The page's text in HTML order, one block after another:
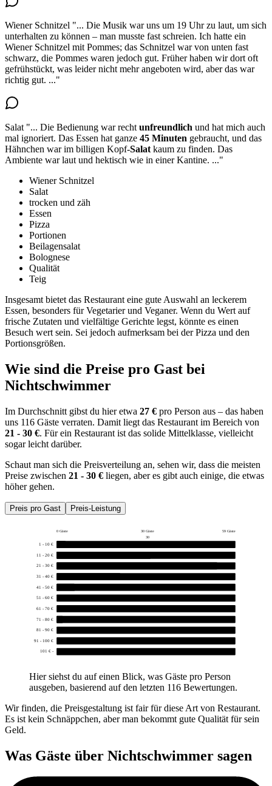
Wiener Schnitzel "... Die Musik war uns um 19 Uhr zu laut, um sich
unterhalten zu können – man musste fast schreien. Ich hatte ein
Wiener Schnitzel mit Pommes; das Schnitzel war von unten fast
schwarz, die Pommes waren jedoch gut. Früher haben wir dort oft
gefrühstückt, was leider nicht mehr angeboten wird, aber das war
richtig gut. ..."
Salat "... Die Bedienung war recht unfreundlich und hat mich auch
mal ignoriert. Das Essen hat ganze 45 Minuten gebraucht, und das
Hähnchen war im billigen Kopf-Salat kaum zu finden. Das
Ambiente war laut und hektisch wie in einer Kantine. ..."
Wiener Schnitzel
Salat
trocken und zäh
Essen
Pizza
Portionen
Beilagensalat
Bolognese
Qualität
Teig
Insgesamt bietet das Restaurant eine gute Auswahl an leckerem
Essen, besonders für Vegetarier und Veganer. Wenn du Wert auf
frische Zutaten und vielfältige Gerichte legst, könnte es einen
Besuch wert sein. Sei jedoch aufmerksam bei der Pizza und den
Portionsgrößen.
Wie sind die Preise pro Gast bei
Nichtschwimmer
Im Durchschnitt gibst du hier etwa 27 € pro Person aus – das haben
uns 116 Gäste verraten. Damit liegt das Restaurant im Bereich von
21 - 30 €. Für ein Restaurant ist das solide Mittelklasse, vielleicht
sogar leicht darüber.
Schaut man sich die Preisverteilung an, sehen wir, dass die meisten
Preise zwischen 21 - 30 € liegen, aber es gibt auch einige, die etwas
höher gehen.
Preis pro Gast Preis-Leistung
0 Gäste 30 Gäste
59 Gäste
30
1 - 10 €
11 - 20 €
21 - 30 €
31 - 40 €
41 - 50 €
51 - 60 €
61 - 70 €
71 - 80 €
81 - 90 €
91 - 100 €
101 € -
Hier siehst du auf einen Blick, was Gäste pro Person
ausgeben, basierend auf den letzten 116 Bewertungen.
Wir finden, die Preisgestaltung ist fair für diese Art von Restaurant.
Es ist kein Schnäppchen, aber man bekommt gute Qualität für sein
Geld.
Was Gäste über Nichtschwimmer sagen